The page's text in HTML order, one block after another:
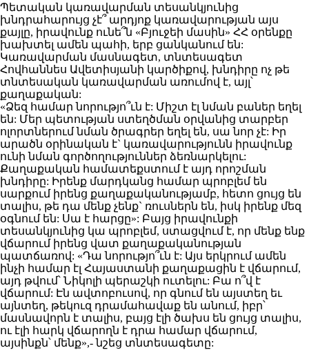
Պետական կառավարման տեսանկյունից
խնդրահարույց չէ՞ արդյոք կառավարության այս
քայլը, իրավունք ունե՞ն «Բյուջեի մասին» ՀՀ օրենքը
խախտել ամեն պահի, երբ ցանկանում են:
Կառավարման մասնագետ, տնտեսագետ
Հովհաննես Ավետիսյանի կարծիքով, խնդիրը ոչ թե
տնտեսական կառավարման առումով է, այլ՝
քաղաքական:
«Ձեզ համար նորությո՞ւն է: Միշտ էլ նման բաներ եղել
են: Մեր պետության ստեղծման օրվանից տարբեր
ոլորտներում նման ծրագրեր եղել են, սա նոր չէ: Իր
արածն օրինական է` կառավարությունն իրավունք
ունի նման գործողություններ ձեռնարկելու:
Քաղաքական համատեքստում է այդ որոշման
խնդիրը: Իրենք մարդկանց համար պրոբլեմ են
սարքում իրենց քաղաքականությամբ, հետո ցույց են
տալիս, թե դա մենք չենք` ռուսներն են, իսկ իրենք մեզ
օգնում են: Սա է հարցը»: Բայց իրավունքի
տեսանկյունից կա պրոբլեմ, ստացվում է, որ մենք ենք
վճարում իրենց վատ քաղաքականության
պատճառով: «Դա նորությո՞ւն է: Այս երկրում ամեն
ինչի համար էլ Հայաստանի քաղաքացին է վճարում,
այդ թվում՝ Նիկոլի պերաշկի ուտելու: Բա ո՞վ է
վճարում: Էն ավտոբուսով, որ գնում են այստեղ եւ
այնտեղ, թեկուզ դրամահավաք են անում, իբր՝
մասնավորն է տալիս, բայց էլի ծախս են ցույց տալիս,
ու էլի հարկ վճարողն է դրա համար վճարում,
այսինքն՝ մենք»,- նշեց տնտեսագետը: